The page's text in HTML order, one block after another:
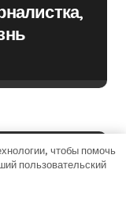
чтобы помочь
пользовательский